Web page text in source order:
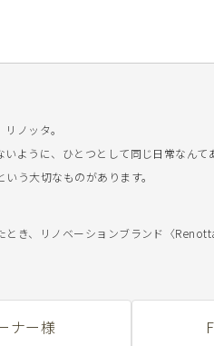
ノッタ。
ように、ひとつとして同じ日常なんて
う大切なものがあります。
き、リノベーションブランド〈
ナー様